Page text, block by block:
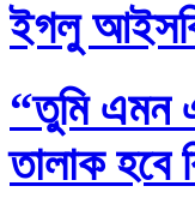
ইগলু
“তুমি এমন
তালাক হবে